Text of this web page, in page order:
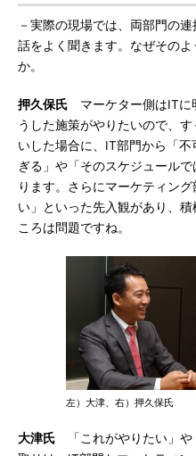
－実際の現場では、両部門の
話をよく聞きます。なぜその
か。
押久保氏 マーケター側はITに
うした施策がやりたいので、
いした場合に、IT部門から「
ぎる」や「そのスケジュール
ります。さらにマーケティン
い」といった先入観があり、
ころは問題ですね。
左）大津、右）押久保氏
大津氏 「これがやりたい」や